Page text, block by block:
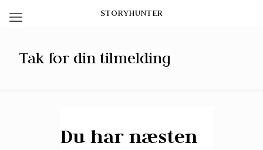
STORYHUNTER
Tak for din tilmelding
Du har næsten